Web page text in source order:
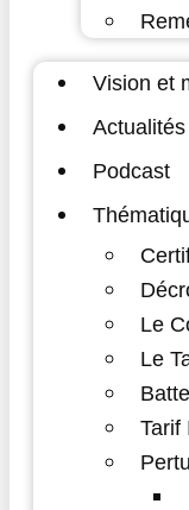
Vision et
Actualités
Podcast
Le
Le
Tarif